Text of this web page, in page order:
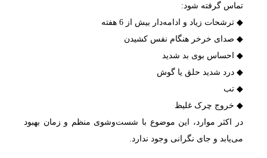
تماس گرفته شود:
◆ ترشحات زیاد و ادامه‌دار بیش از 6 هفته
◆ صدای خرخر هنگام نفس کشیدن
◆ احساس بوی بد شدید
◆ درد شدید حلق یا گوش
◆ تب
◆ خروج چرک غلیظ
در اکثر موارد، این موضوع با شست‌وشوی منظم و زمان بهبود
می‌یابد و جای نگرانی وجود ندارد.